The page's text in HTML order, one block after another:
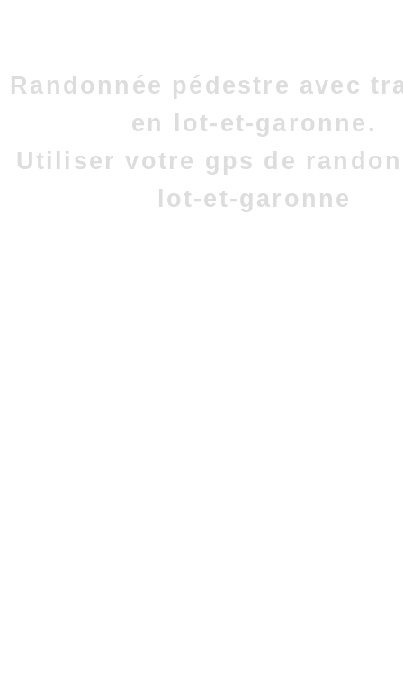
Randonnée pédestre avec
en lot-et-garonne.
Utiliser votre gps de
lot-et-garonne